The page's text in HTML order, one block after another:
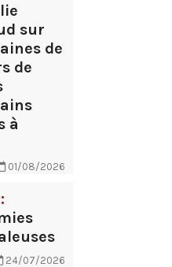
sur
de
de
à
01/08/2026
24/07/2026